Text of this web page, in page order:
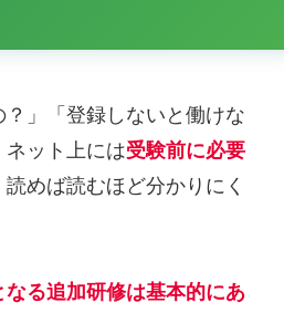
」「登録しないと働けな
ット上には受験前に必要
めば読むほど分かりにく
る追加研修は基本的にあ